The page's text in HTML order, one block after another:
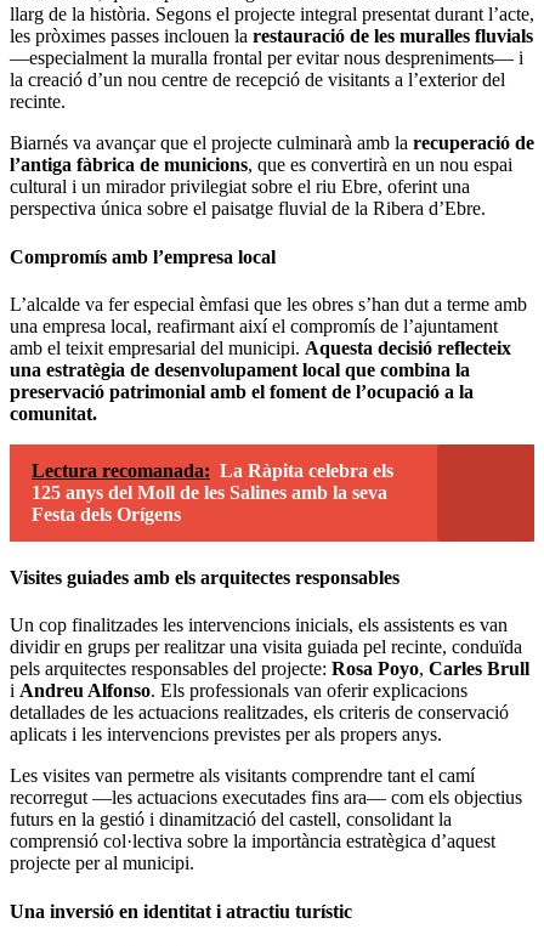
llarg de la història. Segons el projecte integral presentat durant l’acte,
les pròximes passes inclouen la restauració de les muralles fluvials
—especialment la muralla frontal per evitar nous despreniments— i
la creació d’un nou centre de recepció de visitants a l’exterior del
recinte.
Biarnés va avançar que el projecte culminarà amb la recuperació de
l’antiga fàbrica de municions, que es convertirà en un nou espai
cultural i un mirador privilegiat sobre el riu Ebre, oferint una
perspectiva única sobre el paisatge fluvial de la Ribera d’Ebre.
Compromís amb l’empresa local
L’alcalde va fer especial èmfasi que les obres s’han dut a terme amb
una empresa local, reafirmant així el compromís de l’ajuntament
amb el teixit empresarial del municipi. Aquesta decisió reflecteix
una estratègia de desenvolupament local que combina la
preservació patrimonial amb el foment de l’ocupació a la
comunitat.
Lectura recomanada: La Ràpita celebra els
125 anys del Moll de les Salines amb la seva
Festa dels Orígens
Visites guiades amb els arquitectes responsables
Un cop finalitzades les intervencions inicials, els assistents es van
dividir en grups per realitzar una visita guiada pel recinte, conduïda
pels arquitectes responsables del projecte: Rosa Poyo, Carles Brull
i Andreu Alfonso. Els professionals van oferir explicacions
detallades de les actuacions realitzades, els criteris de conservació
aplicats i les intervencions previstes per als propers anys.
Les visites van permetre als visitants comprendre tant el camí
recorregut —les actuacions executades fins ara— com els objectius
futurs en la gestió i dinamització del castell, consolidant la
comprensió col·lectiva sobre la importància estratègica d’aquest
projecte per al municipi.
Una inversió en identitat i atractiu turístic